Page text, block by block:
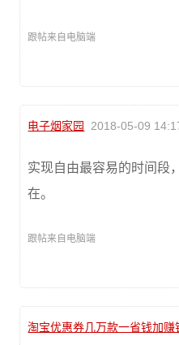
跟帖来自电脑端
电子烟家园 2018-05-09
实现自由最容易的时间段
在。
跟帖来自电脑端
淘宝优惠券几万款一省钱加赚